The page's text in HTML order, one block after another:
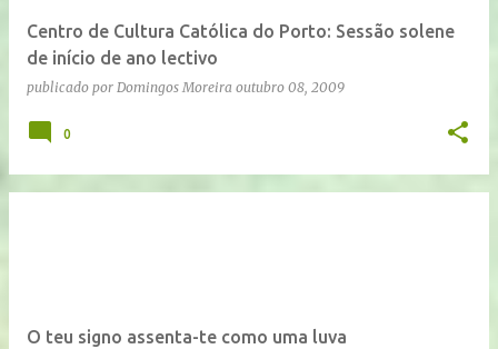
Centro de Cultura Católica do Porto: Sessão solene
de início de ano lectivo
publicado por Domingos Moreira outubro 08, 2009
0
O teu signo assenta-te como uma luva